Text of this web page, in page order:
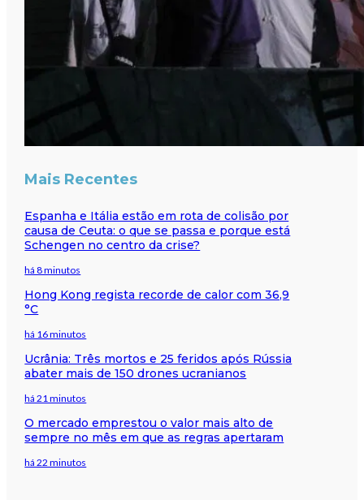
Mais Recentes
Espanha e Itália estão em rota de colisão por
causa de Ceuta: o que se passa e porque está
Schengen no centro da crise?
há 8 minutos
Hong Kong regista recorde de calor com 36,9
°C
há 16 minutos
Ucrânia: Três mortos e 25 feridos após Rússia
abater mais de 150 drones ucranianos
há 21 minutos
O mercado emprestou o valor mais alto de
sempre no mês em que as regras apertaram
há 22 minutos